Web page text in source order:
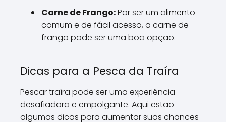
Carne de Frango:Por ser um alimento
comum e de fácil acesso, a carne de
frango pode ser uma boa opção.
Dicas para a Pesca da Traíra
Pescar traíra pode ser uma experiência
desafiadora e empolgante. Aqui estão
algumas dicas para aumentar suas chances